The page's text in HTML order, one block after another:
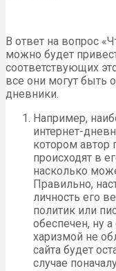
В ответ на вопрос
можно будет
соответствующих
все они могут быть
дневники.
Например,
интернет-
котором автор
происходят в
насколько
Правильно,
личность его
политик или
обеспечен, ну
харизмой не
сайта будет
случае